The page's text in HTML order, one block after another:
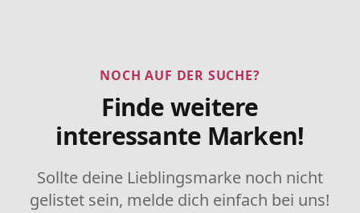
NOCH AUF DER SUCHE?
Finde weitere
interessante Marken!
Sollte deine Lieblingsmarke noch nicht
gelistet sein, melde dich einfach bei uns!